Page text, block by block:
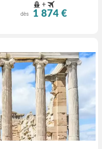
+
dès 1 874 €